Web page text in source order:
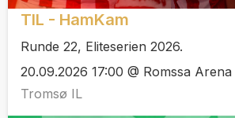
TIL - HamKam
Runde 22, Eliteserien 2026.
20.09.2026 17:00 @ Romssa Arena
Tromsø IL